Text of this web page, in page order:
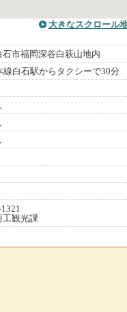
大きなスクロール
石市福岡深谷白萩山地内
線白石駅からタクシーで30分
工観光課